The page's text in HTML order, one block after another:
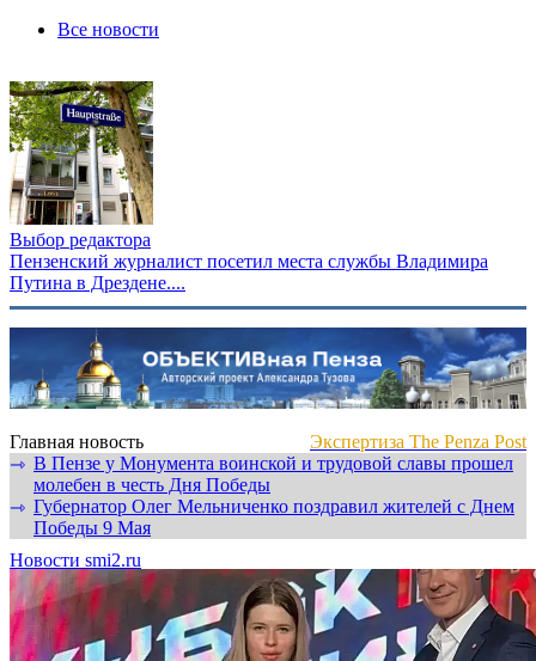
Все новости
Выбор редактора
Пензенский журналист посетил места службы Владимира
Путина в Дрездене....
Главная новость
Экспертиза The Penza Post
⇾ В Пензе у Монумента воинской и трудовой славы прошел
молебен в честь Дня Победы
⇾ Губернатор Олег Мельниченко поздравил жителей с Днем
Победы 9 Мая
Новости smi2.ru